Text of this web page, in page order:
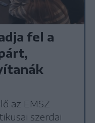
fel a
az EMSZ
szerdai